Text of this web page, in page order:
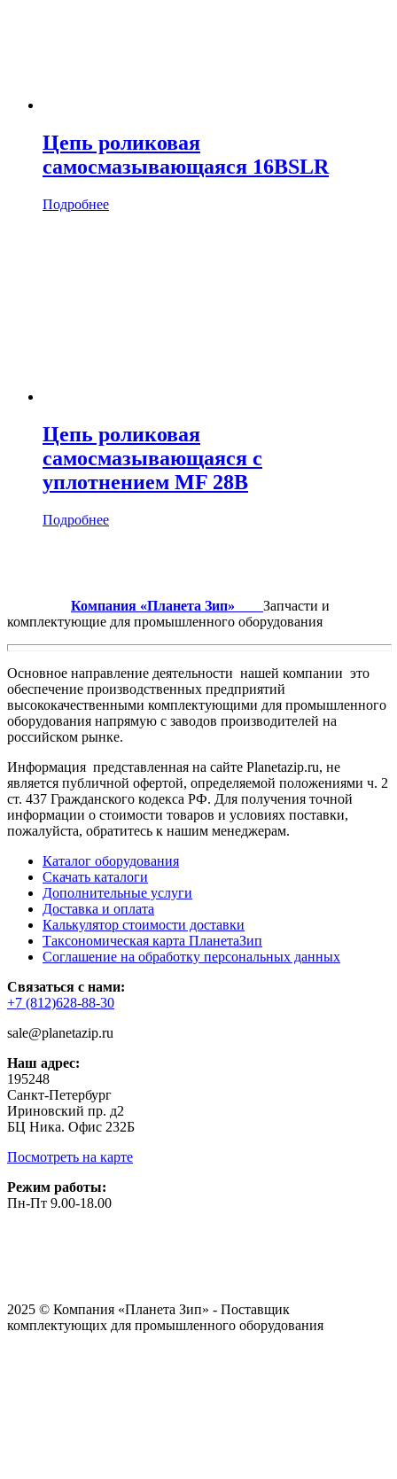
Цепь роликовая
cамосмазывающаяся 16BSLR
Подробнее
Цепь роликовая
cамосмазывающаяся с
уплотнением MF 28B
Подробнее
Компания «Планета Зип» Запчасти и
комплектующие для промышленного оборудования
Основное направление деятельности нашей компании это
обеспечение производственных предприятий
высококачественными комплектующими для промышленного
оборудования напрямую с заводов производителей на
российском рынке.
Информация представленная на сайте Planetazip.ru, не
является публичной офертой, определяемой положениями ч. 2
ст. 437 Гражданского кодекса РФ. Для получения точной
информации о стоимости товаров и условиях поставки,
пожалуйста, обратитесь к нашим менеджерам.
Каталог оборудования
Скачать каталоги
Дополнительные услуги
Доставка и оплата
Калькулятор стоимости доставки
Таксономическая карта ПланетаЗип
Соглашение на обработку персональных данных
Связаться с нами:
+7 (812)628-88-30
sale@planetazip.ru
Наш адрес:
195248
Санкт-Петербург
Ириновский пр. д2
БЦ Ника. Офис 232Б
Посмотреть на карте
Режим работы:
Пн-Пт 9.00-18.00
2025 © Компания «Планета Зип» - Поставщик
комплектующих для промышленного оборудования